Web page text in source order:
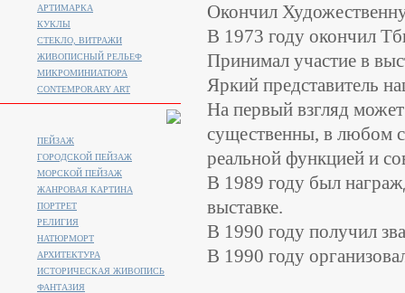
Окончил
В 1973 году окончил
Принимал участие в
Яркий представитель
На первый взгляд может
существенны, в любом
реальной функцией и
В 1989 году был
выставке.
В 1990 году получил
В 1990 году
АРТИМАРКА
КУКЛЫ
СТЕКЛО, ВИТРАЖИ
ЖИВОПИСНЫЙ РЕЛЬЕФ
МИКРОМИНИАТЮРА
CONTEMPORARY ART
ПЕЙЗАЖ
ГОРОДСКОЙ ПЕЙЗАЖ
МОРСКОЙ ПЕЙЗАЖ
ЖАНРОВАЯ КАРТИНА
ПОРТРЕТ
РЕЛИГИЯ
НАТЮРМОРТ
АРХИТЕКТУРА
ИСТОРИЧЕСКАЯ ЖИВОПИСЬ
ФАНТАЗИЯ